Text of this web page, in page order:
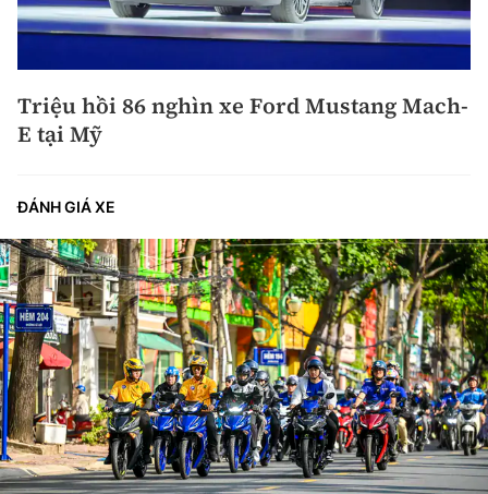
Triệu hồi 86 nghìn xe Ford Mustang Mach-
E tại Mỹ
ĐÁNH GIÁ XE